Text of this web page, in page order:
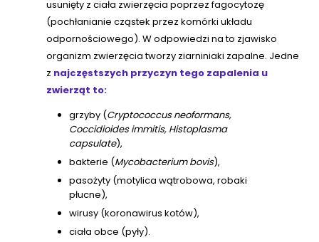
usunięty z ciała zwierzęcia poprzez fagocytozę
(pochłanianie cząstek przez komórki układu
odpornościowego). W odpowiedzi na to zjawisko
organizm zwierzęcia tworzy ziarniniaki zapalne. Jedne
z najczęstszych przyczyn tego zapalenia u
zwierząt to:
grzyby (Cryptococcus neoformans,
Coccidioides immitis, Histoplasma
capsulate),
bakterie (Mycobacterium bovis),
pasożyty (motylica wątrobowa, robaki
płucne),
wirusy (koronawirus kotów),
ciała obce (pyły).